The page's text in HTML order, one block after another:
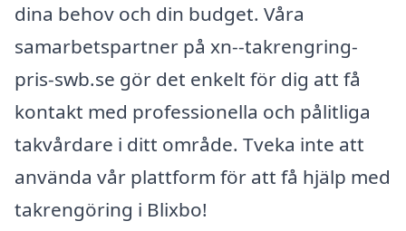
dina behov och din budget. Våra
samarbetspartner på xn--takrengring-
pris-swb.se gör det enkelt för dig att få
kontakt med professionella och pålitliga
takvårdare i ditt område. Tveka inte att
använda vår plattform för att få hjälp med
takrengöring i Blixbo!